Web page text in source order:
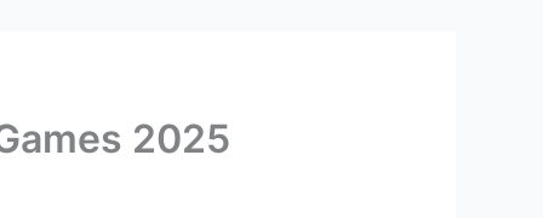
2025